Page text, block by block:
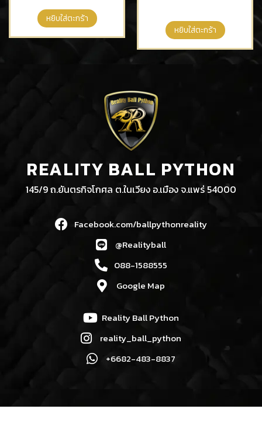
หยิบใส่ตะกร้า
หยิบใส่ตะกร้า
REALITY BALL PYTHON
145/9 ถ.ยันตรกิจโกศล ต.ในเวียง อ.เมือง จ.แพร่ 54000
Facebook.com/ballpythonreality
@Realityball
088-1588555
Google Map
Reality Ball Python
reality_ball_python
+6682-483-8837